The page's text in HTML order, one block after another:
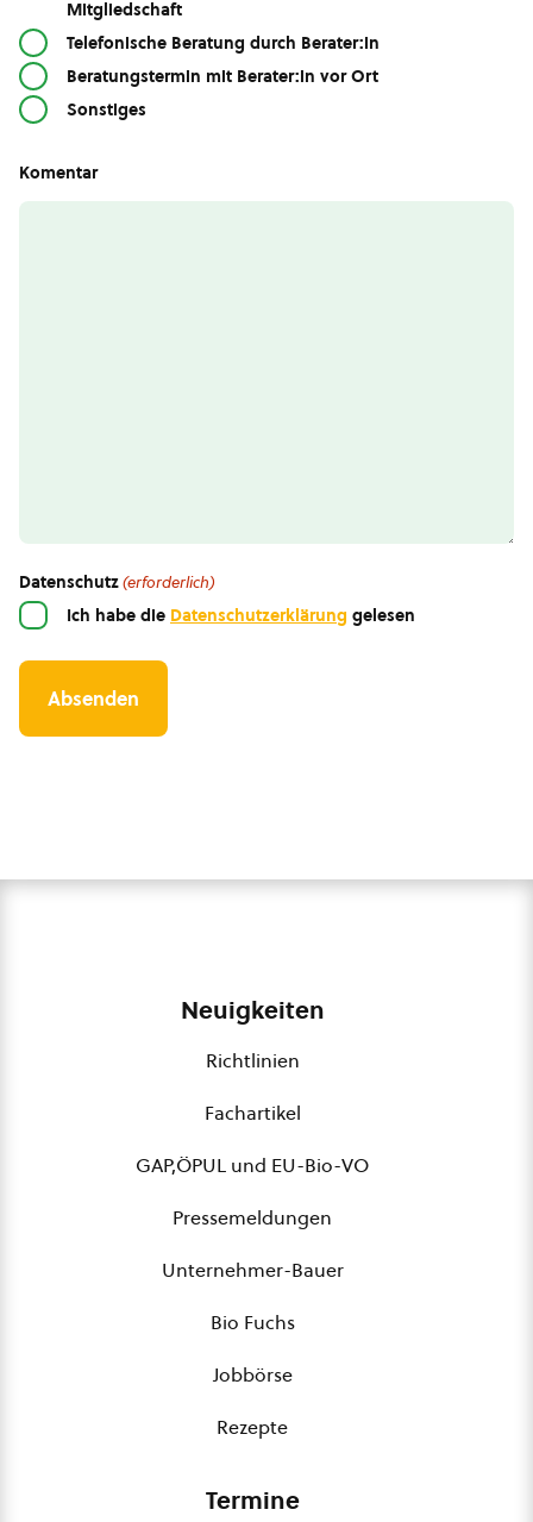
Mitgliedschaft
Telefonische Beratung durch Berater:in
Beratungstermin mit Berater:in vor Ort
Sonstiges
Komentar
Datenschutz(erforderlich)
Ich habe die Datenschutzerklärung gelesen
Neuigkeiten
Richtlinien
Fachartikel
GAP,ÖPUL und EU-Bio-VO
Pressemeldungen
Unternehmer-Bauer
Bio Fuchs
Jobbörse
Rezepte
Termine